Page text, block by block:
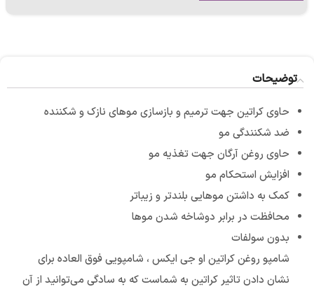
توضیحات
حاوی کراتین جهت ترمیم و بازسازی موهای نازک و شکننده
ضد شکنندگی مو
حاوی روغن آرگان جهت تغذیه مو
افزایش استحکام مو
کمک به داشتن موهایی بلندتر و زیباتر
محافظت در برابر دوشاخه شدن موها
بدون سولفات
شامپو روغن کراتین او جی ایکس ، شامپویی فوق العاده برای
نشان دادن تاثیر کراتین به شماست که به سادگی می‌توانید از آن